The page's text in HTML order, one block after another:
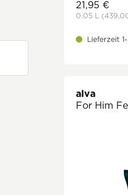
21,95 €
0.05 L
Lieferzeit
alva
For Him